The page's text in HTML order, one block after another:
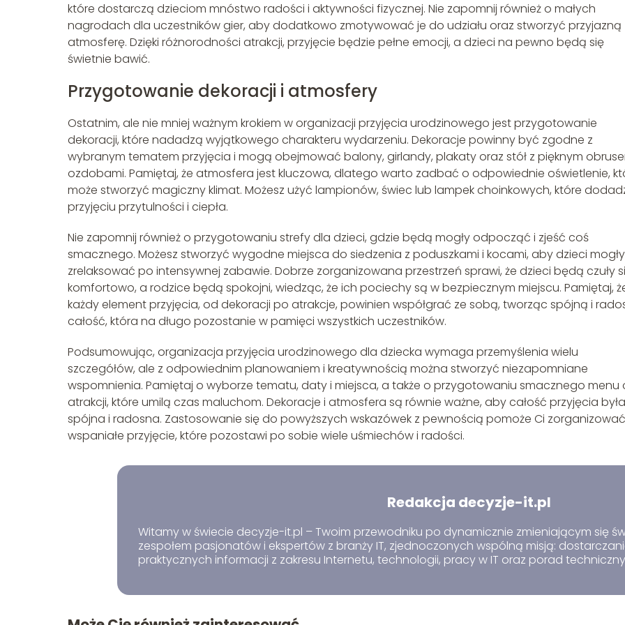
które dostarczą dzieciom mnóstwo radości i aktywności fizycznej. Nie zapomnij również o małych
nagrodach dla uczestników gier, aby dodatkowo zmotywować je do udziału oraz stworzyć przyjazną
atmosferę. Dzięki różnorodności atrakcji, przyjęcie będzie pełne emocji, a dzieci na pewno będą się
świetnie bawić.
Przygotowanie dekoracji i atmosfery
Ostatnim, ale nie mniej ważnym krokiem w organizacji przyjęcia urodzinowego jest przygotowanie
dekoracji, które nadadzą wyjątkowego charakteru wydarzeniu. Dekoracje powinny być zgodne z
wybranym tematem przyjęcia i mogą obejmować balony, girlandy, plakaty oraz stół z pięknym
ozdobami. Pamiętaj, że atmosfera jest kluczowa, dlatego warto zadbać o odpowiednie oświetlenie,
może stworzyć magiczny klimat. Możesz użyć lampionów, świec lub lampek choinkowych, które
przyjęciu przytulności i ciepła.
Nie zapomnij również o przygotowaniu strefy dla dzieci, gdzie będą mogły odpocząć i zjeść coś
smacznego. Możesz stworzyć wygodne miejsca do siedzenia z poduszkami i kocami, aby dzieci
zrelaksować po intensywnej zabawie. Dobrze zorganizowana przestrzeń sprawi, że dzieci będą czuły
komfortowo, a rodzice będą spokojni, wiedząc, że ich pociechy są w bezpiecznym miejscu. Pamiętaj,
każdy element przyjęcia, od dekoracji po atrakcje, powinien współgrać ze sobą, tworząc spójną i
całość, która na długo pozostanie w pamięci wszystkich uczestników.
Podsumowując, organizacja przyjęcia urodzinowego dla dziecka wymaga przemyślenia wielu
szczegółów, ale z odpowiednim planowaniem i kreatywnością można stworzyć niezapomniane
wspomnienia. Pamiętaj o wyborze tematu, daty i miejsca, a także o przygotowaniu smacznego menu
atrakcji, które umilą czas maluchom. Dekoracje i atmosfera są równie ważne, aby całość przyjęcia była
spójna i radosna. Zastosowanie się do powyższych wskazówek z pewnością pomoże Ci zorganizować
wspaniałe przyjęcie, które pozostawi po sobie wiele uśmiechów i radości.
Redakcja decyzje-it.pl
Witamy w świecie decyzje-it.pl – Twoim przewodniku po dynamicznie zmieniającym się
zespołem pasjonatów i ekspertów z branży IT, zjednoczonych wspólną misją:
praktycznych informacji z zakresu Internetu, technologii, pracy w IT oraz porad